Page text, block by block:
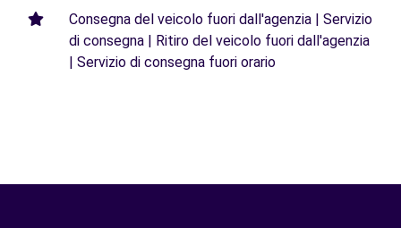
Consegna del veicolo fuori dall'agenzia | Servizio
di consegna | Ritiro del veicolo fuori dall'agenzia
| Servizio di consegna fuori orario